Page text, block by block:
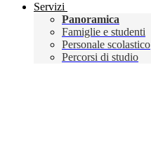
Servizi
Panoramica
Famiglie e studenti
Personale scolastico
Percorsi di studio